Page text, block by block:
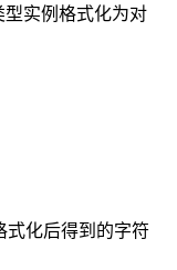
型实例格式化为对
式化后得到的字符